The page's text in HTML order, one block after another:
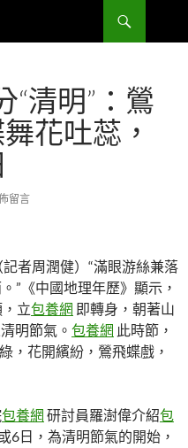
清明”：鶯
花吐蕊，
留言
記者周潤健）“滿眼游絲兼落
”《中國地理年歷》顯示，
立包養網 即轉身，朝著山
明節氣。 包養網 此時節，
，花開繽紛，鶯飛蝶戲，
包養網 研討員羅澍偉介紹包
6日，為清明節氣的開始，